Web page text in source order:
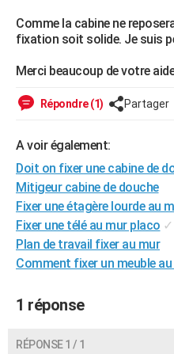
GUIDES D'ACHAT
Carte de Noël
Carte Bonne année
Carte Saint-Valentin
Carte Pâques
Carte d'anniversaire
Dictionnaire
Biographies
Citations
Expressions
Proverbes
PROGRAMME TV
COPAINS D'AVANT
S'inscrire
Se connecter
Lycées
Collèges
Primaires
Universités
Entreprises
Service militaire
Avis de recherche
AVIS DE DÉCÈS
FORUM
Bricolage
Lifestyle
Culture
Sport
Auto
Television
Voyage
Cinema
Comme la cabine ne
fixation soit solide. Je suis
Merci beaucoup de votre
Répondre (1) Partager
A voir également:
Doit on fixer une cabine de
Mitigeur cabine de douche
Fixer une étagère lourde au
Fixer une télé au mur placo ✓
Plan de travail fixer au mur
Comment fixer un meuble
1 réponse
RÉPONSE 1 / 1